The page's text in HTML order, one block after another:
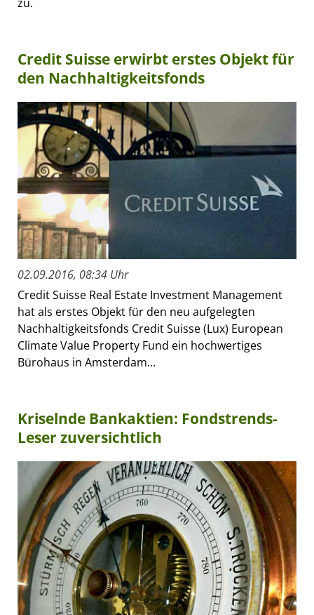
Credit Suisse erwirbt erstes Objekt für
den Nachhaltigkeitsfonds
02.09.2016, 08:34 Uhr
Credit Suisse Real Estate Investment Management
hat als erstes Objekt für den neu aufgelegten
Nachhaltigkeitsfonds Credit Suisse (Lux) European
Climate Value Property Fund ein hochwertiges
Bürohaus in Amsterdam...
Kriselnde Bankaktien: Fondstrends-
Leser zuversichtlich